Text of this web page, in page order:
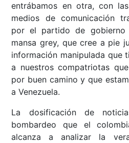
entrábamos en otra, con
medios de comunicación
por el partido de
mansa grey, que cree a pie
información manipulada que
a nuestros compatriotas
por buen camino y que
a Venezuela.
La dosificación de
bombardeo que el
alcanza a analizar la